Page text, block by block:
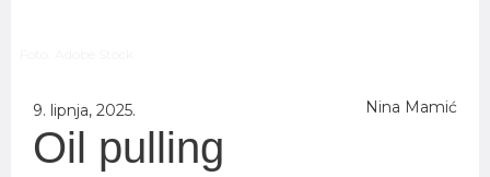
9. lipnja, 2025. Nina Mamić
Oil pulling